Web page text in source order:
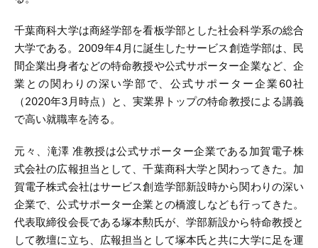
千葉商科大学は商経学部を看板学部とした社会科学系の総合
大学である。2009年4月に誕生したサービス創造学部は、民
間企業出身者などの特命教授や公式サポーター企業など、企
業との関わりの深い学部で、公式サポーター企業60社
（2020年3月時点）と、実業界トップの特命教授による講義
で高い就職率を誇る。
元々、滝澤 准教授は公式サポーター企業である加賀電子株
式会社の広報担当として、千葉商科大学と関わってきた。加
賀電子株式会社はサービス創造学部新設時から関わりの深い
企業で、公式サポーター企業との橋渡しなども行ってきた。
代表取締役会長である塚本勲氏が、学部新設から特命教授と
して教壇に立ち、広報担当として塚本氏と共に大学に足を運